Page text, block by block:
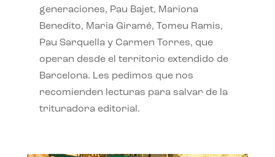
generaciones, Pau Bajet, Mariona
Benedito, Maria Giramé, Tomeu Ramis,
Pau Sarquella y Carmen Torres, que
operan desde el territorio extendido de
Barcelona. Les pedimos que nos
recomienden lecturas para salvar de la
trituradora editorial.